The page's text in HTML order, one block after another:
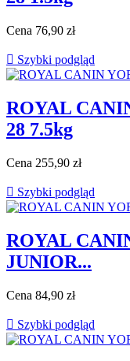
Cena 76,90 zł
 Szybki podgląd
ROYAL
28 7.5kg
Cena 255,90 zł
 Szybki podgląd
ROYAL
JUNIOR...
Cena 84,90 zł
 Szybki podgląd